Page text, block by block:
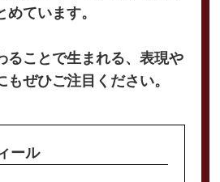
ています。
ることで生まれる、表現や
もぜひご注目ください。
ール